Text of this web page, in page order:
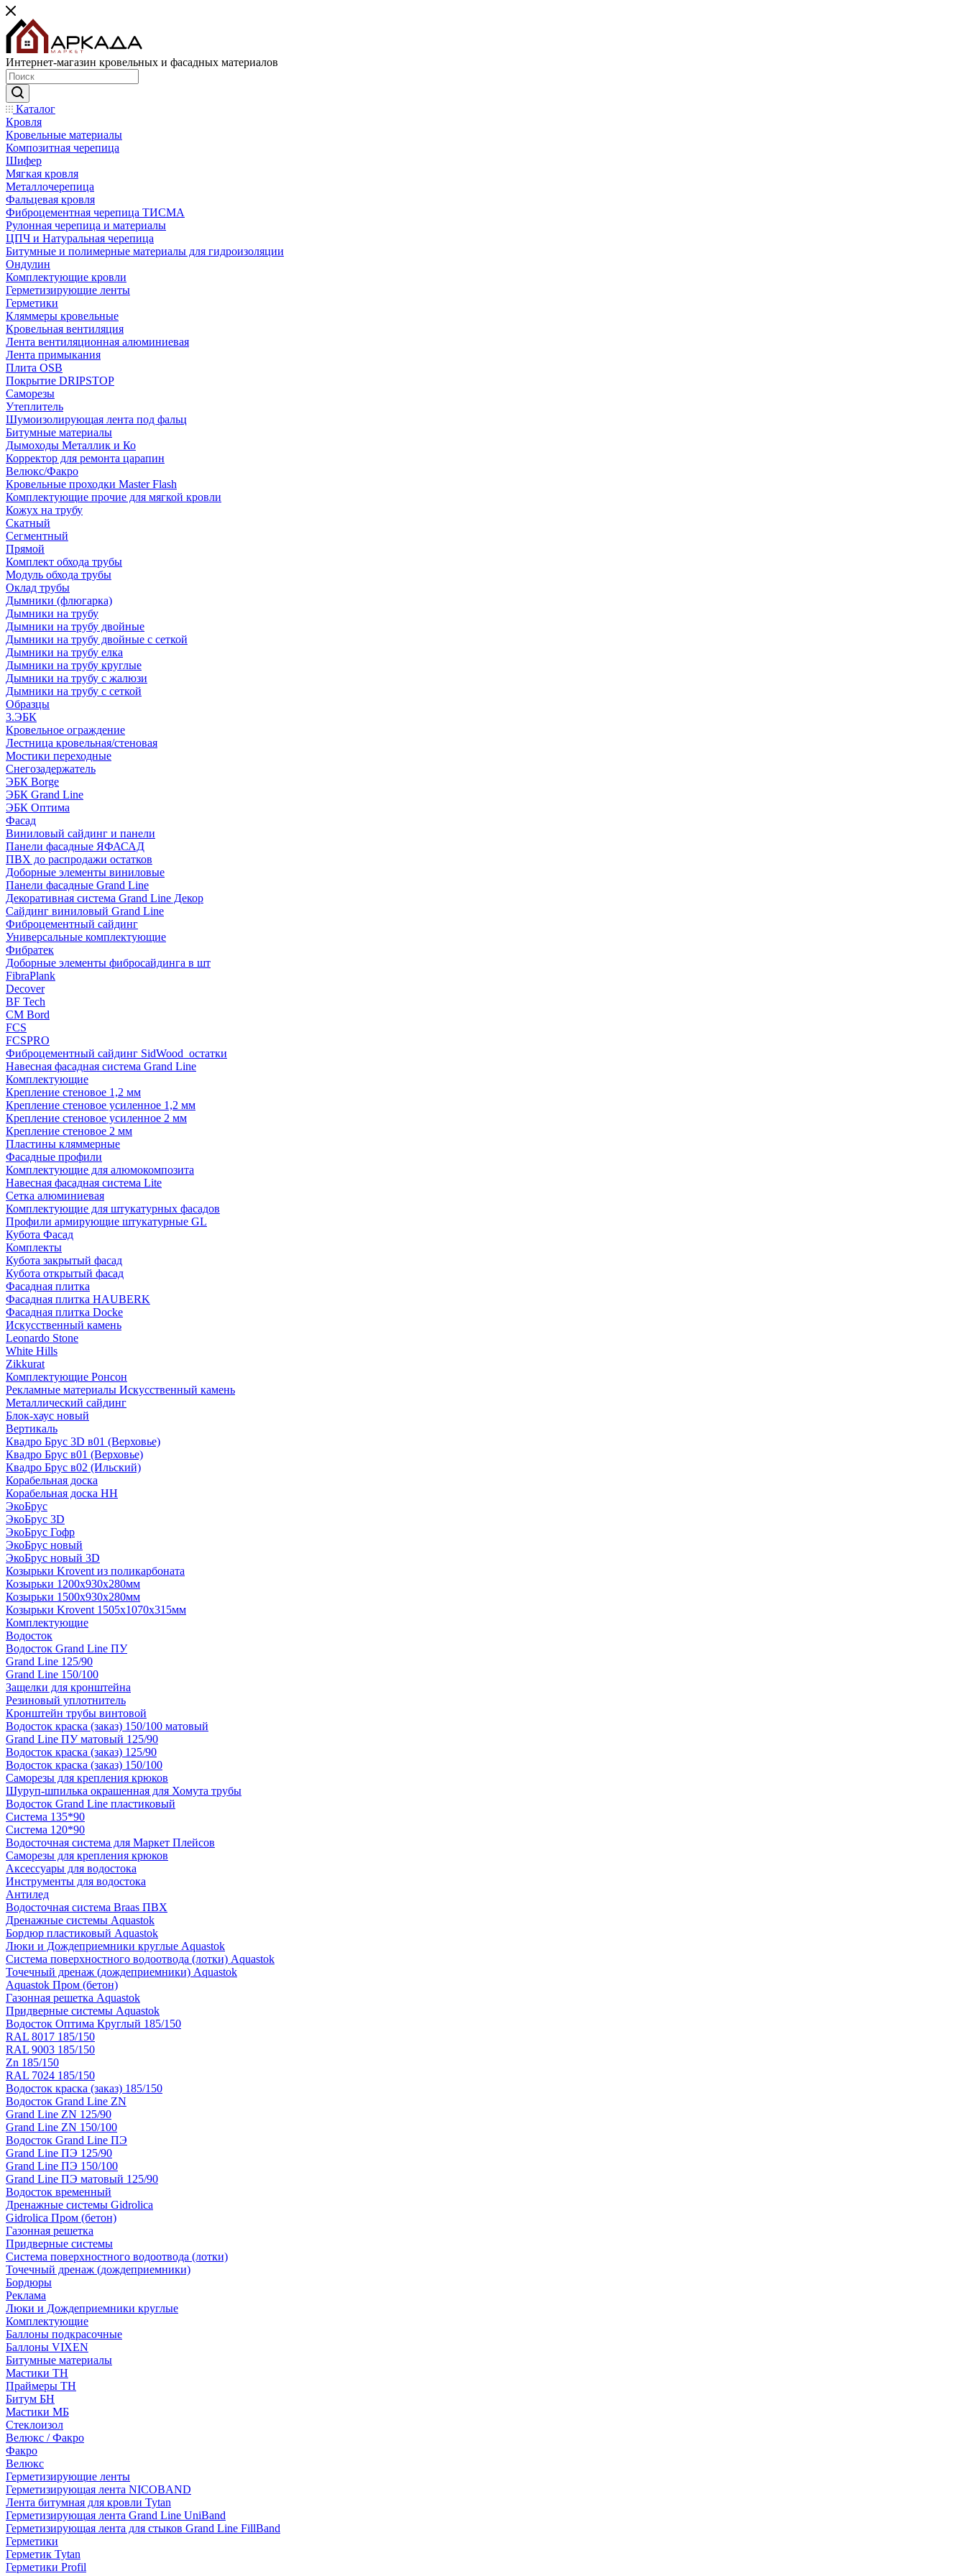
Интернет-магазин кровельных и фасадных материалов
Каталог
Кровля
Кровельные материалы
Композитная черепица
Шифер
Мягкая кровля
Металлочерепица
Фальцевая кровля
Фиброцементная черепица ТИСМА
Рулонная черепица и материалы
ЦПЧ и Натуральная черепица
Битумные и полимерные материалы для гидроизоляции
Ондулин
Комплектующие кровли
Герметизирующие ленты
Герметики
Кляммеры кровельные
Кровельная вентиляция
Лента вентиляционная алюминиевая
Лента примыкания
Плита OSB
Покрытие DRIPSTOP
Саморезы
Утеплитель
Шумоизолирующая лента под фальц
Битумные материалы
Дымоходы Металлик и Ко
Корректор для ремонта царапин
Велюкс/Факро
Кровельные проходки Master Flash
Комплектующие прочие для мягкой кровли
Кожух на трубу
Скатный
Сегментный
Прямой
Комплект обхода трубы
Модуль обхода трубы
Оклад трубы
Дымники (флюгарка)
Дымники на трубу
Дымники на трубу двoйные
Дымники на трубу двoйные с сеткой
Дымники на трубу елка
Дымники на трубу круглые
Дымники на трубу с жалюзи
Дымники на трубу с сеткой
Образцы
3.ЭБК
Кровельное ограждение
Лестница кровельная/стеновая
Мостики переходные
Снегозадержатель
ЭБК Borge
ЭБК Grand Line
ЭБК Оптима
Фасад
Виниловый сайдинг и панели
Панели фасадные ЯФАСАД
ПВХ до распродажи остатков
Доборные элементы виниловые
Панели фасадные Grand Line
Декоративная система Grand Line Декор
Сайдинг виниловый Grand Line
Фиброцементный сайдинг
Универсальные комплектующие
Фибратек
Доборные элементы фибросайдинга в шт
FibraPlank
Decover
BF Tech
CM Bord
FCS
FCSPRO
Фиброцементный сайдинг SidWood_остатки
Навесная фасадная система Grand Line
Комплектующие
Крепление стеновое 1,2 мм
Крепление стеновое усиленное 1,2 мм
Крепление стеновое усиленное 2 мм
Крепление стеновое 2 мм
Пластины кляммерные
Фасадные профили
Комплектующие для алюмокомпозита
Навесная фасадная система Lite
Сетка алюминиевая
Комплектующие для штукатурных фасадов
Профили армирующие штукатурные GL
Кубота Фасад
Комплекты
Кубота закрытый фасад
Кубота открытый фасад
Фасадная плитка
Фасадная плитка HAUBERK
Фасадная плитка Docke
Искусственный камень
Leonardo Stone
White Hills
Zikkurat
Комплектующие Ронсон
Рекламные материалы Искусственный камень
Металлический сайдинг
Блок-хаус новый
Вертикаль
Квадро Брус 3D в01 (Верховье)
Квадро Брус в01 (Верховье)
Квадро Брус в02 (Ильский)
Корабельная доска
Корабельная доска НН
ЭкоБрус
ЭкоБрус 3D
ЭкоБрус Гофр
ЭкоБрус новый
ЭкоБрус новый 3D
Козырьки Krovent из поликарбоната
Козырьки 1200х930х280мм
Козырьки 1500х930х280мм
Козырьки Krovent 1505х1070х315мм
Комплектующие
Водосток
Водосток Grand Line ПУ
Grand Line 125/90
Grand Line 150/100
Защелки для кронштейна
Резиновый уплотнитель
Кронштейн трубы винтовой
Водосток краска (заказ) 150/100 матовый
Grand Line ПУ матовый 125/90
Водосток краска (заказ) 125/90
Водосток краска (заказ) 150/100
Саморезы для крепления крюков
Шуруп-шпилька окрашенная для Хомута трубы
Водосток Grand Line пластиковый
Система 135*90
Система 120*90
Водосточная система для Маркет Плейсов
Саморезы для крепления крюков
Аксессуары для водостока
Инструменты для водостока
Антилед
Водосточная система Braas ПВХ
Дренажные системы Aquastok
Бордюр пластиковый Aquastok
Люки и Дождеприемники круглые Aquastok
Система поверхностного водоотвода (лотки) Aquastok
Точечный дренаж (дождеприемники) Aquastok
Aquastok Пром (бетон)
Газонная решетка Aquastok
Придверные системы Aquastok
Водосток Оптима Круглый 185/150
RAL 8017 185/150
RAL 9003 185/150
Zn 185/150
RAL 7024 185/150
Водосток краска (заказ) 185/150
Водосток Grand Line ZN
Grand Line ZN 125/90
Grand Line ZN 150/100
Водосток Grand Line ПЭ
Grand Line ПЭ 125/90
Grand Line ПЭ 150/100
Grand Line ПЭ матовый 125/90
Водосток временный
Дренажные системы Gidrolica
Gidrolica Пром (бетон)
Газонная решетка
Придверные системы
Система поверхностного водоотвода (лотки)
Точечный дренаж (дождеприемники)
Бордюры
Рекламa
Люки и Дождеприемники круглые
Комплектующие
Баллоны подкрасочные
Баллоны VIXEN
Битумные материалы
Мастики ТН
Праймеры ТН
Битум БН
Мастики МБ
Стеклоизол
Велюкс / Факро
Факро
Велюкс
Герметизирующие ленты
Герметизирующая лента NICOBAND
Лента битумная для кровли Tytan
Герметизирующая лента Grand Line UniBand
Герметизирующая лента для стыков Grand Line FillBand
Герметики
Герметик Tytan
Герметики Profil